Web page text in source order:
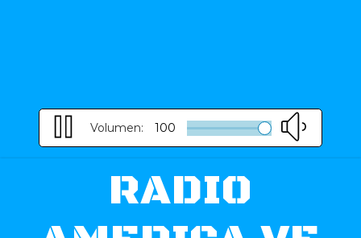
Volumen: 100
RADIO